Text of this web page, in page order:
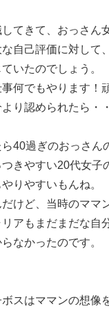
てきて、おっさん
自己評価に対して
いたのでしょう。
何でもやります！
り認められたら・
40過ぎのおっさん
きやすい20代女子
りやすいもんね。
けど、当時のママ
アもまだまだな自
なかったのです。
スはママンの想像